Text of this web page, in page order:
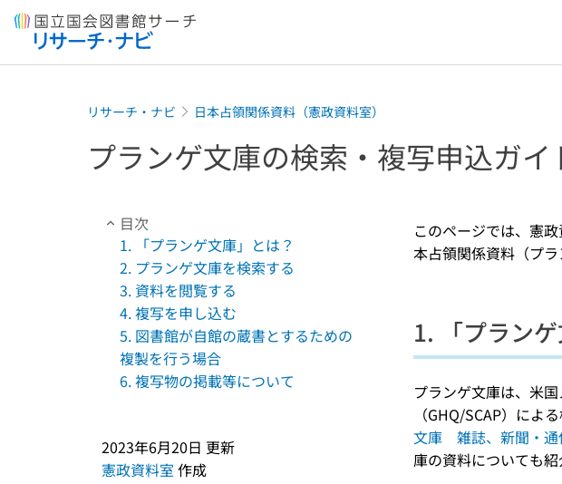
本文へ移動
リサーチ・ナビ 日本占領関係資料（憲政資料室）
プランゲ文庫の検索・複写申込ガイ
目次
1. 「プランゲ文庫」とは？
2. プランゲ文庫を検索する
3. 資料を閲覧する
4. 複写を申し込む
5. 図書館が自館の蔵書とするための
複製を行う場合
6. 複写物の掲載等について
2023年6月20日 更新
憲政資料室 作成
このページでは、憲政
本占領関係資料（プ
1. 「プラン
プランゲ文庫は、米
（GHQ/SCAP）によ
文庫 雑誌、新聞・通
庫の資料についても紹